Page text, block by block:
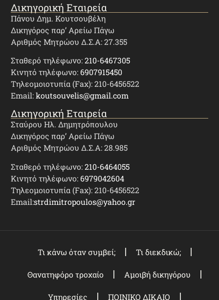
Δικηγορική Εταιρεία
Πάνου Δημ. Κουτσουβέλη
Δικηγόρος παρ’ Αρείω Πάγω
Αριθμός Μητρώου Δ.Σ.Α: 27.355
Σταθερό τηλέφωνο:210-6467305
Κινητό τηλέφωνο: 6907915450
Τηλεομοιοτυπία (Fax): 210-6456522
Email:koutsouvelis@gmail.com
Δικηγορική Εταιρεία
Σταύρου Ηλ. Δημητρόπουλου
Δικηγόρος παρ’ Αρείω Πάγω
Αριθμός Μητρώου Δ.Σ.Α: 28.985
Σταθερό τηλέφωνο:210-6464055
Κινητό τηλέφωνο: 6979042604
Τηλεομοιοτυπία (Fax): 210-6456522
Email:strdimitropoulos@yahoo.gr
Τι κάνω όταν συμβεί; Τι διεκδικώ;
Θανατηφόρο τροχαίο Αμοιβή δικηγόρου
Υπηρεσίες ΠΟΙΝΙΚΟ ΔΙΚΑΙΟ